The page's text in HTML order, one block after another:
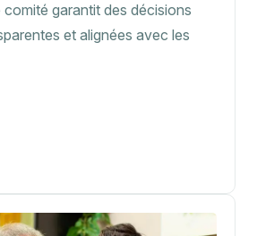
comité garantit des décisions
et alignées avec les